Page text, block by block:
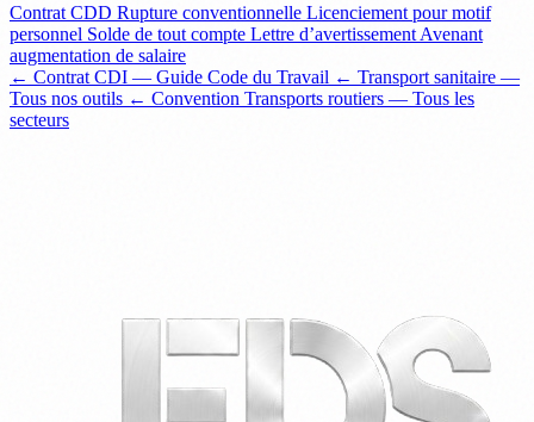
Contrat CDD Rupture conventionnelle Licenciement pour motif
personnel Solde de tout compte Lettre d’avertissement Avenant
augmentation de salaire
← Contrat CDI — Guide Code du Travail ← Transport sanitaire —
Tous nos outils ← Convention Transports routiers — Tous les
secteurs